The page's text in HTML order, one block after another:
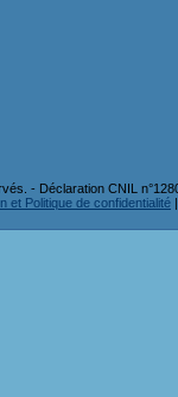
- Déclaration CNIL
et Politique de confidentialité